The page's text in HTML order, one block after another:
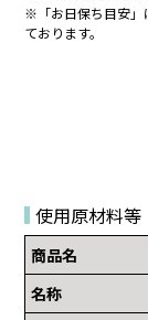
※「お日保ち目安」
ております。
使用原材料等
商品名
名称